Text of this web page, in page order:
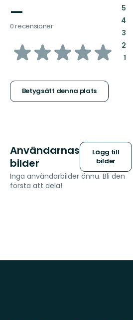
—
0 recensioner
av
stjärnor
Betygsätt denna plats
5:
4:
3:
2:
1:
Användarnas
bilder
Lägg till
bilder
Inga användarbilder ännu. Bli den
första att dela!